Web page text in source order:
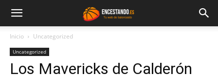
Inicio Uncategorized
Uncategorized
Los Mavericks de Calderón